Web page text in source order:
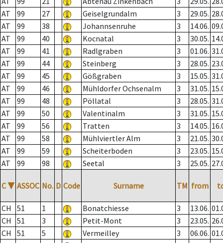
AT
99 27 Geiselgrundalm 3 29.05.
AT
99 38 Johannsenruhe 3 14.06.
AT
99 40 Kocnatal 3 30.05.
AT
99 41 Radlgraben 3 01.06.
AT
99 44 Steinberg 3 28.05.
AT
99 45 Gößgraben 3 15.05.
AT
99 46 Mühldorfer Ochsenalm 3 31.05.
AT
99 48 Pöllatal 3 28.05.
AT
99 50 Valentinalm 3 31.05.
AT
99 56 Tratten 3 14.05.
AT
99 58 Mühlviertler Alm 3 21.05.
AT
99 59 Scheiterboden 3 23.05.
AT
99 98 Seetal 3 25.05.
C ▼ ASSOC No. D Code Surname TM from
CH 51 1 Bonatchiesse 3 13.06.
CH
51 3 Petit-Mont 3 23.05.
CH
51 5 Vermeilley 3 06.06.